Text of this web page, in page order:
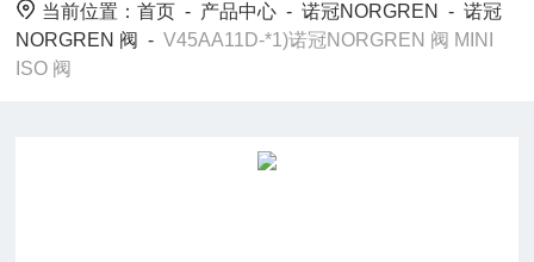
当前位置：首页 - 产品中心 -诺冠NORGREN -诺冠
NORGREN 阀 -V45AA11D-*1)诺冠NORGREN 阀 MINI
ISO 阀